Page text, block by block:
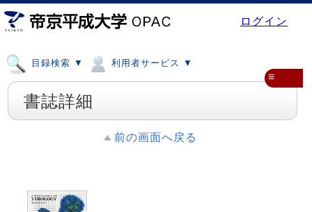
ログイン
目録検索 ▼ 利用者サービス ▼
≡
書誌詳細
前の画面へ戻る